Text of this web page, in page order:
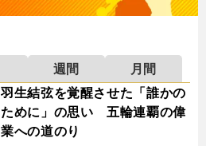
週間
月間
羽生結弦を覚醒させた「誰かの
ために」の思い 五輪連覇の偉
業への道のり